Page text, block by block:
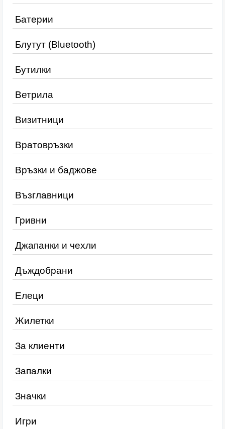
Батерии
Блутут (Bluetooth)
Бутилки
Ветрила
Визитници
Вратовръзки
Връзки и баджове
Възглавници
Гривни
Джапанки и чехли
Дъждобрани
Елеци
Жилетки
За клиенти
Запалки
Значки
Игри